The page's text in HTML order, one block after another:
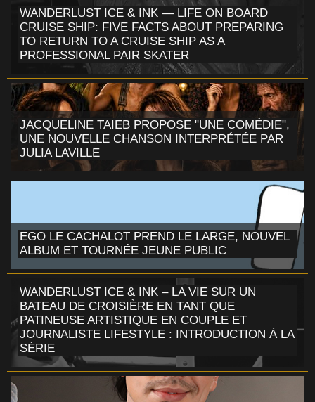
WANDERLUST ICE & INK — LIFE ON BOARD
CRUISE SHIP: FIVE FACTS ABOUT PREPARING
TO RETURN TO A CRUISE SHIP AS A
PROFESSIONAL PAIR SKATER
JACQUELINE TAIEB PROPOSE "UNE COMÉDIE",
UNE NOUVELLE CHANSON INTERPRÉTÉE PAR
JULIA LAVILLE
EGO LE CACHALOT PREND LE LARGE, NOUVEL
ALBUM ET TOURNÉE JEUNE PUBLIC
WANDERLUST ICE & INK – LA VIE SUR UN
BATEAU DE CROISIÈRE EN TANT QUE
PATINEUSE ARTISTIQUE EN COUPLE ET
JOURNALISTE LIFESTYLE : INTRODUCTION À LA
SÉRIE